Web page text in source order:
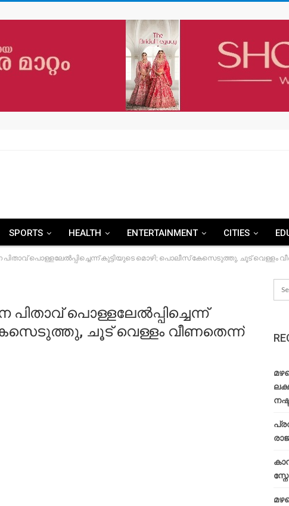
SPORTS HEALTH ENTERTAINMENT CITIES
പൊള്ളലേൽപ്പിച്ചെന്ന് കുട്ടിയുടെ മൊഴി; പൊലീസ് കേസെടുത്തു, ചൂട് വെള്ളം
പൊള്ളലേൽപ്പിച്ചെന്ന്
ചൂട് വെള്ളം വീണതെന്ന്